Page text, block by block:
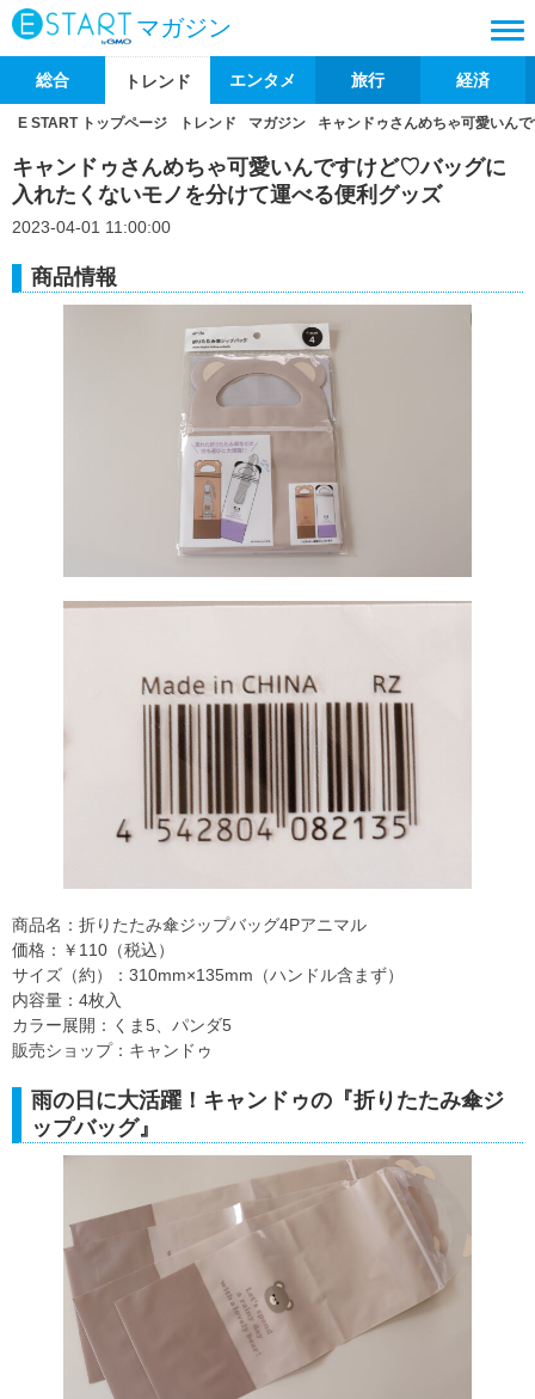
マガジン
総合 トレンド エンタメ 旅行 経済
E START トップページ トレンド マガジン キャンドゥさんめちゃ可愛いん
キャンドゥさんめちゃ可愛いんですけど♡バッグに
入れたくないモノを分けて運べる便利グッズ
2023-04-01 11:00:00
商品情報
商品名：折りたたみ傘ジップバッグ4Pアニマル
価格：￥110（税込）
サイズ（約）：310mm×135mm（ハンドル含まず）
内容量：4枚入
カラー展開：くま5、パンダ5
販売ショップ：キャンドゥ
雨の日に大活躍！キャンドゥの『折りたたみ傘ジ
ップバッグ』